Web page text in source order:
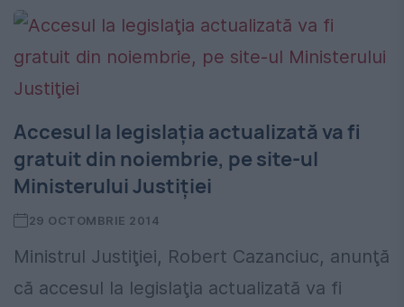
Accesul la legislaţia actualizată va fi
gratuit din noiembrie, pe site-ul
Ministerului Justiţiei
29 OCTOMBRIE 2014
Ministrul Justiţiei, Robert Cazanciuc, anunţă
că accesul la legislaţia actualizată va fi